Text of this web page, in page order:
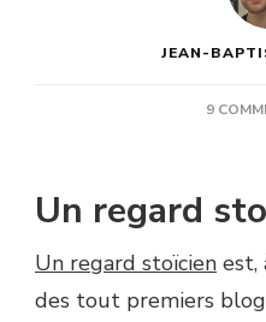
JEAN-
9
Un regard
Un regard stoïcien est,
des tout premiers